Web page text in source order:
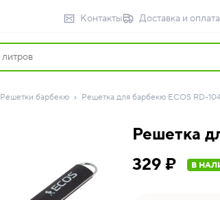
Контакты Доставка и оплата
Решетки барбекю Решетка для барбекю ECOS RD-
Решетка
329 ₽
В